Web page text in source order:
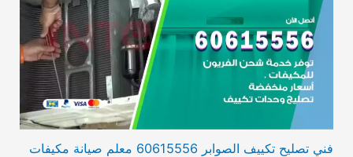
فني تصليح تكييف الصوابر 60615556 معلم صيانة مكيفات